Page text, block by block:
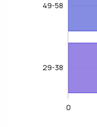
49-58
29-38
-40
-20
0
60
80